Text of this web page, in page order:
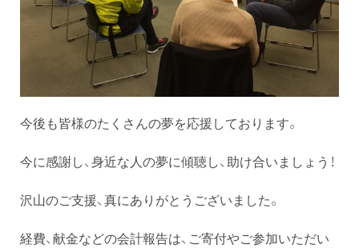
今後も皆様のたくさんの夢を応援しております。
今に感謝し、身近な人の夢に傾聴し、助け合いましょう！
沢山のご支援、真にありがとうございました。
経費、献金などの会計報告は、ご寄付やご参加いただい